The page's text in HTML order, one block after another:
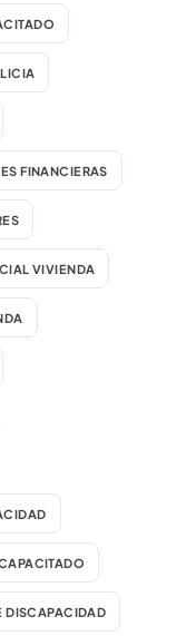
FINANCIERAS
VIVIENDA
DISCAPACIDAD